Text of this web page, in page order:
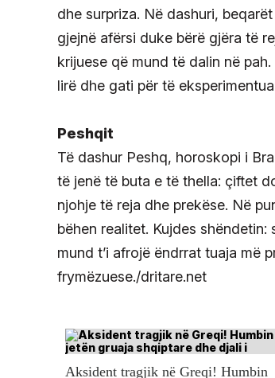
dhe surpriza. Në dashuri,
gjejnë afërsi duke bërë gjëra të
krijuese që mund të dalin në
lirë dhe gati për të
Peshqit
Të dashur Peshq, horoskopi i
të jenë të buta e të thella: çiftet
njohje të reja dhe prekëse. Në
bëhen realitet. Kujdes
mund t’i afrojë ëndrrat tuaja më
frymëzuese./dritare.net
Aksident tragjik në Greqi! Humbin